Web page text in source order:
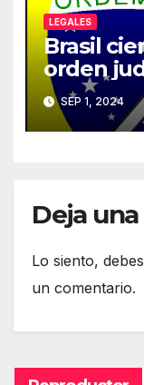
LEGALES
Brasil
orden
SEP 1, 2024
Deja
Lo siento,
un comentario.